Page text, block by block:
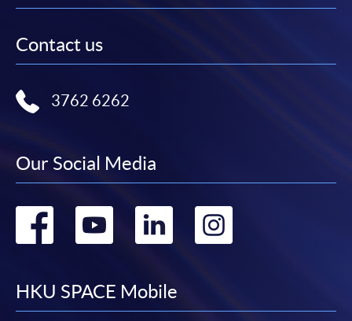
Contact us
3762 6262
Our Social Media
Go
facebook
Go
youtube
Go
linkedin
Go
HKU SPACE Mobile